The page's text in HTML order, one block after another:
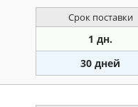
Срок поставки
1 дн.
30 дней